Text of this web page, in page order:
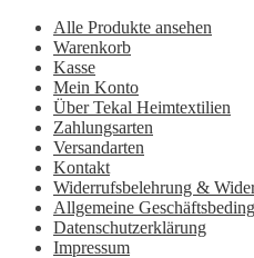
Alle Produkte ansehen
Warenkorb
Kasse
Mein Konto
Über Tekal Heimtextilien
Zahlungsarten
Versandarten
Kontakt
Widerrufsbelehrung &
Allgemeine
Datenschutzerklärung
Impressum